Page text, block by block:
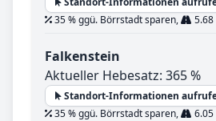
35 % ggü. Börrstadt sparen,
Falkenstein
Aktueller Hebesatz: 365 %
Standort-Informationen
35 % ggü. Börrstadt sparen,